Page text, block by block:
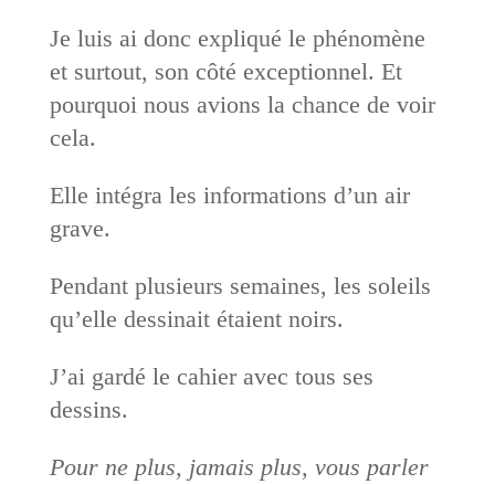
Je luis ai donc expliqué le phénomène
et surtout, son côté exceptionnel. Et
pourquoi nous avions la chance de voir
cela.
Elle intégra les informations d’un air
grave.
Pendant plusieurs semaines, les soleils
qu’elle dessinait étaient noirs.
J’ai gardé le cahier avec tous ses
dessins.
Pour ne plus, jamais plus, vous parler